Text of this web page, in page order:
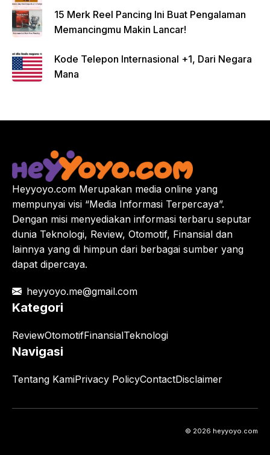
15 Merk Reel Pancing Ini Buat Pengalaman
Memancingmu Makin Lancar!
Kode Telepon Internasional +1, Dari Negara
Mana
Heyyoyo.com Merupakan media online yang
mempunyai visi “Media Informasi Terpercaya”.
Dengan misi menyediakan informasi terbaru seputar
dunia Teknologi, Review, Otomotif, Finansial dan
lainnya yang di himpun dari berbagai sumber yang
dapat dipercaya.
heyyoyo.me@gmail.com
Kategori
ReviewOtomotifFinansialTeknologi
Navigasi
Tentang KamiPrivacy PolicyContactDisclaimer
© 2026 heyyoyo.com